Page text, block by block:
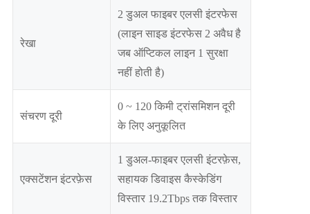
रेखा
2 डुअल फाइबर एलसी इंटरफेस
(लाइन साइड इंटरफेस 2 अवैध है
जब ऑप्टिकल लाइन 1 सुरक्षा
नहीं होती है)
संचरण दूरी
0 ~ 120 किमी ट्रांसमिशन दूरी
के लिए अनुकूलित
एक्सटेंशन इंटरफ़ेस
1 डुअल-फाइबर एलसी इंटरफ़ेस,
सहायक डिवाइस कैस्केडिंग
विस्तार 19.2Tbps तक विस्तार